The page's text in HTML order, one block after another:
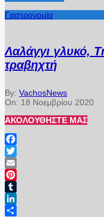
Γαστρονομία
Λαλάγγι γλυκό,
τραβηχτή
By: VachosNews
On: 18 Νοεμβρίου 2020
ΑΚΟΛΟΥΘΉΣΤΕ ΜΑΣ
Facebook
Twitter
Email
Pinterest
Tumblr
LinkedIn